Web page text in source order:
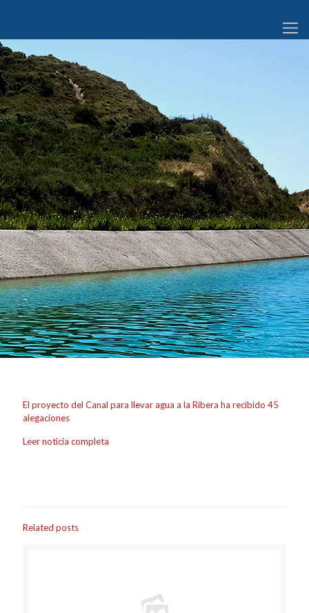
El proyecto del Canal para llevar agua a la Ribera ha recibido 45
alegaciones
Leer noticia completa
Related posts